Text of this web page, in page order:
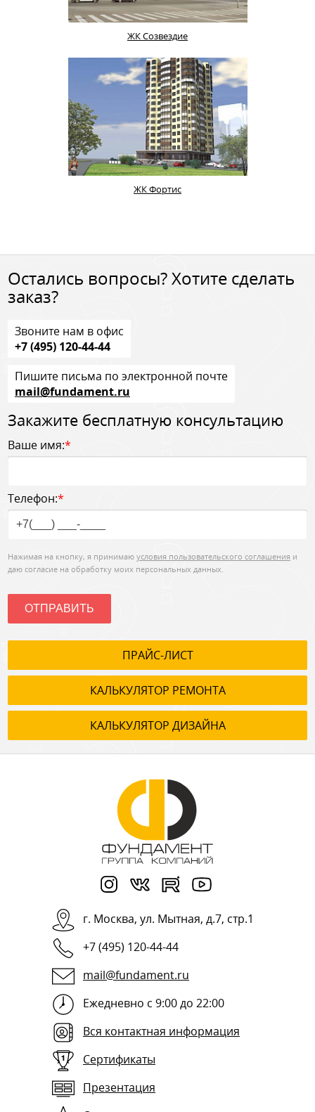
ЖК Созвездие
ЖК Фортис
Остались вопросы? Хотите сделать
заказ?
Звоните нам в офис
+7 (495) 120-44-44
Пишите письма по электронной почте
mail@fundament.ru
Закажите бесплатную консультацию
Ваше имя:*
Телефон:*
Нажимая на кнопку, я принимаю условия пользовательского соглашения и
даю согласие на обработку моих персональных данных.
ОТПРАВИТЬ
ПРАЙС-ЛИСТ
КАЛЬКУЛЯТОР РЕМОНТА
КАЛЬКУЛЯТОР ДИЗАЙНА
г. Москва, ул. Мытная, д.7, стр.1
+7 (495) 120-44-44
mail@fundament.ru
Ежедневно с 9:00 до 22:00
Вся контактная информация
Сертификаты
Презентация